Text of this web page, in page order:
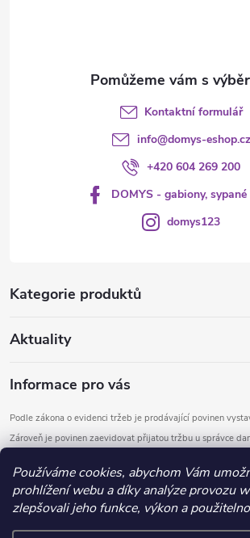
Používáme cookies, abychom Vám
prohlížení webu a díky analýze provozu
zlepšovali jeho funkce, výkon a
Kategorie produktů
Aktuality
Informace pro vás
Podle zákona o evidenci tržeb je prodávající povinen
Zároveň je povinen zaevidovat přijatou tržbu u správce
Kontaktní formulář
info@domys-eshop.cz
+420 604 269 200
DOMYS - gabiony,
domys123
Copyright 2026DOMYS. Všechna práva